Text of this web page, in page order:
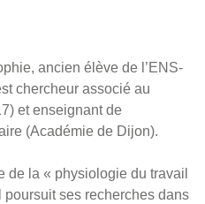
ancien élève de l’ENS-
chercheur associé au
et enseignant de
(Académie de Dijon).
de la « physiologie du travail
poursuit ses recherches dans